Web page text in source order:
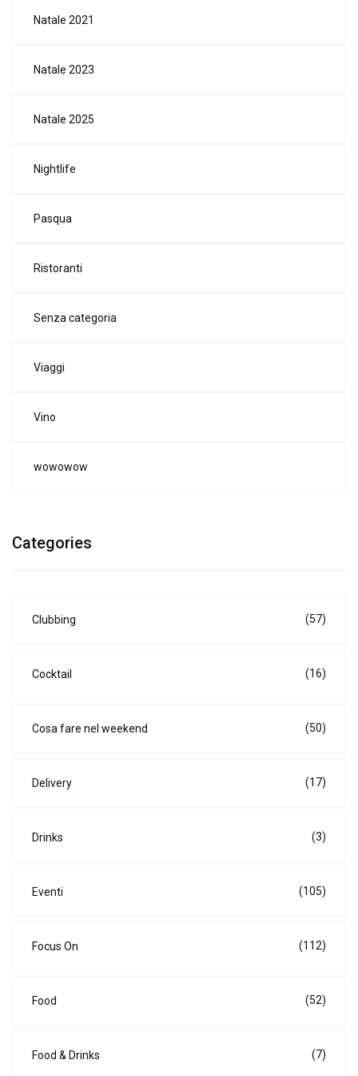
Natale 2021
Natale 2023
Natale 2025
Nightlife
Pasqua
Ristoranti
Senza categoria
Viaggi
Vino
wowowow
Categories
Clubbing (57)
Cocktail (16)
Cosa fare nel weekend (50)
Delivery (17)
Drinks (3)
Eventi (105)
Focus On (112)
Food (52)
Food & Drinks (7)